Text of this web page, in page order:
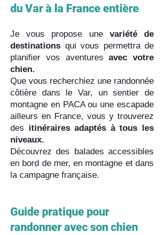
du Var à la France entière
Je vous propose une variété de
destinations qui vous permettra de
planifier vos aventuresavec votre
chien.
Que vous recherchiez une randonnée
côtière dans le Var, un sentier de
montagne en PACA ou une escapade
ailleurs en France, vous y trouverez
des itinéraires adaptés à tous les
niveaux.
Découvrez des balades accessibles
en bord de mer, en montagne et dans
la campagne française.
Guide pratique pour
randonner avec son chien